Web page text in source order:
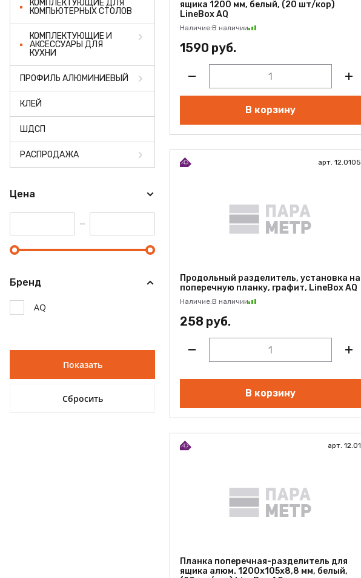
КОМПЛЕКТУЮЩИЕ ДЛЯ
КОМПЬЮТЕРНЫХ СТОЛОВ
КОМПЛЕКТУЮЩИЕ И
АКСЕССУАРЫ ДЛЯ
КУХНИ
ПРОФИЛЬ АЛЮМИНИЕВЫЙ
КЛЕЙ
ШДСП
РАСПРОДАЖА
Цена
Бренд
AQ
ящика 1200 мм, белый, (20 шт/кор)
LineBox AQ
Наличие:В наличии
1590 руб.
В корзину
арт. 12.0105
Продольный разделитель, установка на
поперечную планку, графит, LineBox AQ
Наличие:В наличии
258 руб.
В корзину
арт. 12.01
Планка поперечная-разделитель для
ящика алюм. 1200x105x8,8 мм, белый,